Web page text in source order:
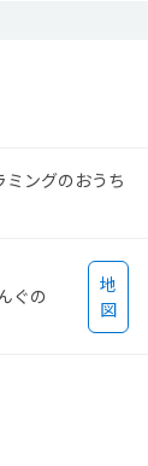
ングのおうち
ぐの
地
図